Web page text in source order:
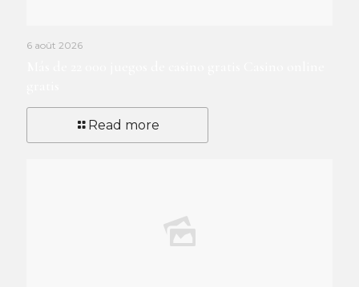
6 août 2026
Read more